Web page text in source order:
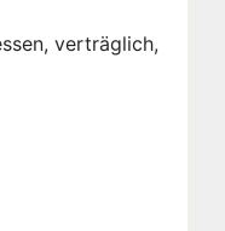
verträglich,